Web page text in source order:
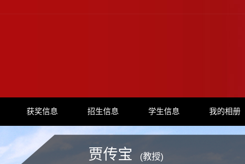
获奖信息 招生信息 学生信息 我的相册
贾传宝 (教授)